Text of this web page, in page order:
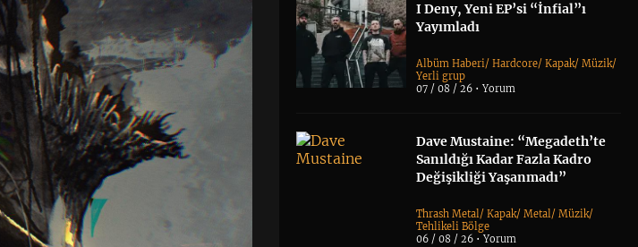
I Deny, Yeni EP’si “İnfial”ı
Yayımladı
Albüm Haberi/Hardcore/Kapak/Müzik/
Yerli grup
07 / 08 / 26 •Yorum
Dave Mustaine: “Megadeth’te
Sanıldığı Kadar Fazla Kadro
Değişikliği Yaşanmadı”
Thrash Metal/Kapak/Metal/Müzik/
Tehlikeli Bölge
06 / 08 / 26 •Yorum